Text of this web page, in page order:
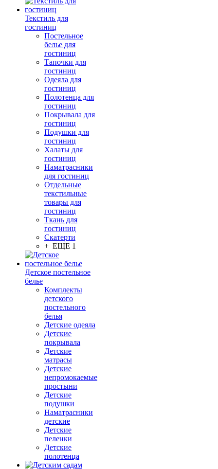
Текстиль для
гостиниц
Постельное
белье для
гостиниц
Тапочки для
гостиниц
Одеяла для
гостиниц
Полотенца для
гостиниц
Покрывала для
гостиниц
Подушки для
гостиниц
Халаты для
гостиниц
Наматрасники
для гостиниц
Отдельные
текстильные
товары для
гостиниц
Ткань для
гостиниц
Скатерти
+ ЕЩЕ 1
Детское постельное
белье
Комплекты
детского
постельного
белья
Детские одеяла
Детские
покрывала
Детские
матрасы
Детские
непромокаемые
простыни
Детские
подушки
Наматрасники
детские
Детские
пеленки
Детские
полотенца